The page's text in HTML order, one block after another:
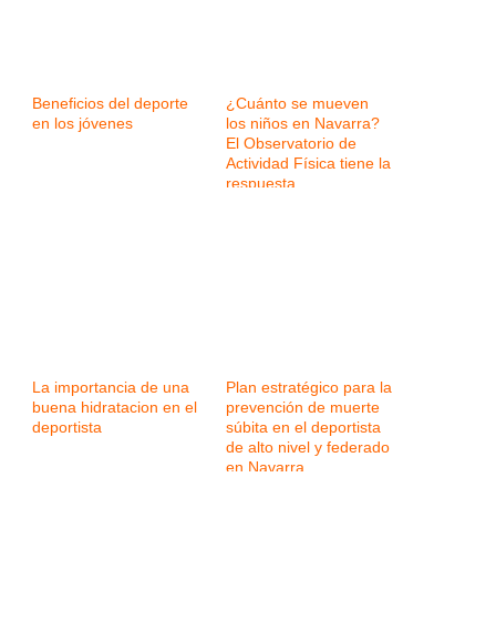
Beneficios del deporte
en los jóvenes
¿Cuánto se mueven
los niños en Navarra?
El Observatorio de
Actividad Física tiene la
respuesta
La importancia de una
buena hidratacion en el
deportista
Plan estratégico para la
prevención de muerte
súbita en el deportista
de alto nivel y federado
en Navarra